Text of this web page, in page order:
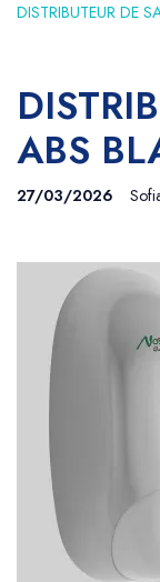
DISTRIBUTEUR DE
ABS
27/03/2026